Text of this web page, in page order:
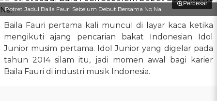
Perbesar
Potret Jadul Baila Fauri Sebelum Debut Bersama No Na.
Baila Fauri pertama kali muncul di layar kaca ketika
mengikuti ajang pencarian bakat Indonesian Idol
Junior musim pertama. Idol Junior yang digelar pada
tahun 2014 silam itu, jadi momen awal bagi karier
Baila Fauri di industri musik Indonesia.